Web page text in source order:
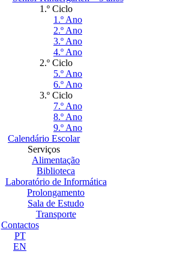
1.º Ciclo
1.º Ano
2.º Ano
3.º Ano
4.º Ano
2.º Ciclo
5.º Ano
6.º Ano
3.º Ciclo
7.º Ano
8.º Ano
9.º Ano
Calendário Escolar
Serviços
Alimentação
Biblioteca
Laboratório de Informática
Prolongamento
Sala de Estudo
Transporte
Contactos
PT
EN